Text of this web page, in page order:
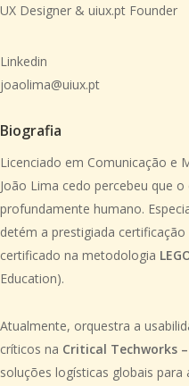
UX Designer & uiux.pt Founder
Linkedin
joaolima@uiux.pt
Biografia
Licenciado em Comunicação e
João Lima cedo percebeu que
profundamente humano.
detém a prestigiada certificação
certificado na metodologia
Education).
Atualmente, orquestra a
críticos na Critical Techworks
soluções logísticas globais